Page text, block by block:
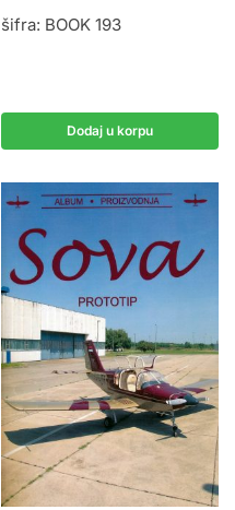
šifra: BOOK 193
Dodaj u korpu